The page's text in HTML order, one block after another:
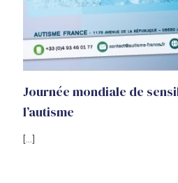
Journée mondiale de
l’autisme
[…]